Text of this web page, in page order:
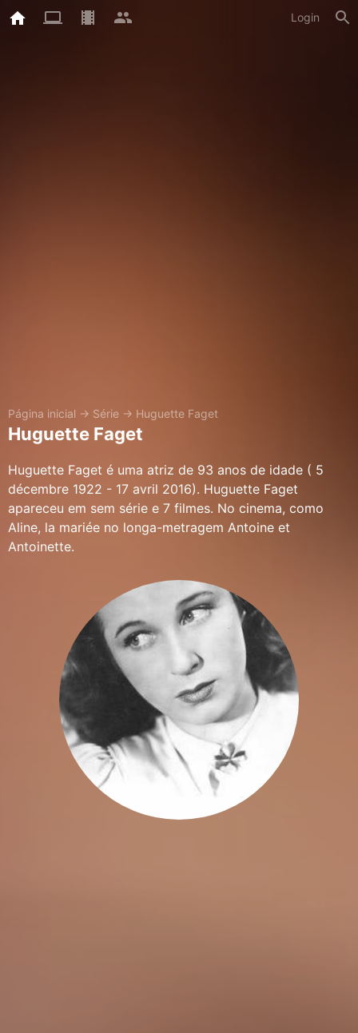
Login
Página inicial → Série → Huguette Faget
Huguette Faget
Huguette Faget é uma atriz de 93 anos de idade ( 5
décembre 1922 - 17 avril 2016). Huguette Faget
apareceu em sem série e 7 filmes. No cinema, como
Aline, la mariée no longa-metragem Antoine et
Antoinette.